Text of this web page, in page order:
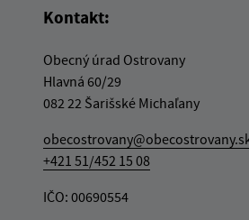
Kontakt:
Obecný úrad Ostrovany
Hlavná 60/29
082 22 Šarišské Michaľany
+421 51/452 15 08
IČO: 00690554